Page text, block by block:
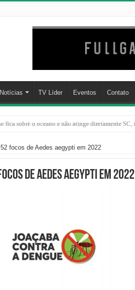
Notícias TV Líder Eventos Contato
Rio do Tigre após saída de pista em Joaçaba
focos de Aedes aegypti em 2022
de Aedes aegypti em 2022